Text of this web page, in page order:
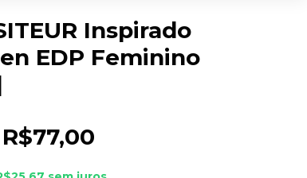
Inspirado
EDP Feminino
R$77,00